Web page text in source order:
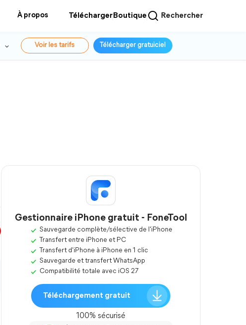
À propos Télécharger Boutique Rechercher
Voir les tarifs Télécharger gratuiciel
Gestionnaire iPhone gratuit - FoneTool
Sauvegarde complète/sélective de l'iPhone
Transfert entre iPhone et PC
Transfert d'iPhone à iPhone en 1 clic
Sauvegarde et transfert WhatsApp
Compatibilité totale avec iOS 27
Téléchargement gratuit
100% sécurisé